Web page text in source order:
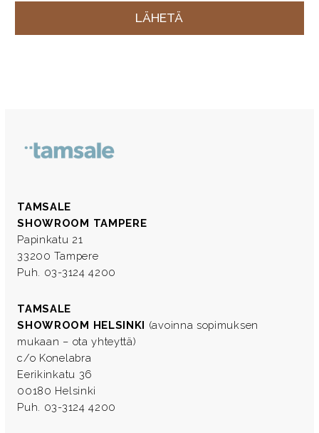
TAMSALE
SHOWROOM TAMPERE
Papinkatu 21
33200 Tampere
Puh. 03-3124 4200
TAMSALE
SHOWROOM HELSINKI (avoinna sopimuksen
mukaan – ota yhteyttä)
c/o Konelabra
Eerikinkatu 36
00180 Helsinki
Puh. 03-3124 4200